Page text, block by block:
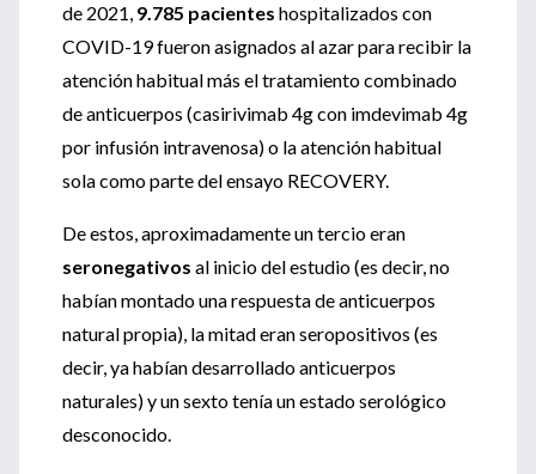
de 2021, 9.785 pacientes hospitalizados con
COVID-19 fueron asignados al azar para recibir la
atención habitual más el tratamiento combinado
de anticuerpos (casirivimab 4g con imdevimab 4g
por infusión intravenosa) o la atención habitual
sola como parte del ensayo RECOVERY.
De estos, aproximadamente un tercio eran
seronegativos al inicio del estudio (es decir, no
habían montado una respuesta de anticuerpos
natural propia), la mitad eran seropositivos (es
decir, ya habían desarrollado anticuerpos
naturales) y un sexto tenía un estado serológico
desconocido.